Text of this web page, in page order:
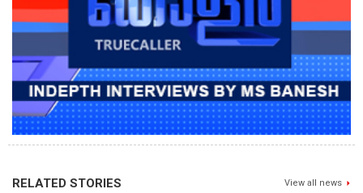
RELATED STORIES View all news